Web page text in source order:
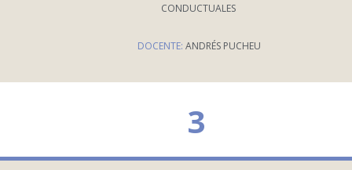
CONDUCTUALES
DOCENTE: ANDRÉS PUCHEU
3